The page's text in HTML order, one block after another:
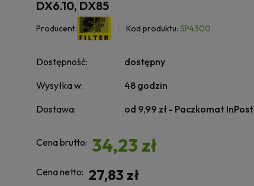
DX6.10, DX85
Producent: Kod produktu: SP4300
Dostępność:
dostępny
Wysyłka w:
48 godzin
Dostawa:
od 9,99 zł - Paczkomat InPost
Cena brutto: 34,23 zł
Cena netto: 27,83 zł